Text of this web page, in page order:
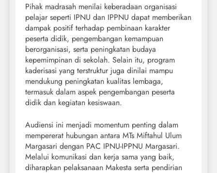
Pihak madrasah menilai keberadaan organisasi
pelajar seperti IPNU dan IPPNU dapat memberikan
dampak positif terhadap pembinaan karakter
peserta didik, pengembangan kemampuan
berorganisasi, serta peningkatan budaya
kepemimpinan di sekolah. Selain itu, program
kaderisasi yang terstruktur juga dinilai mampu
mendukung peningkatan kualitas lembaga,
termasuk dalam aspek pengembangan peserta
didik dan kegiatan kesiswaan.
Audiensi ini menjadi momentum penting dalam
mempererat hubungan antara MTs Miftahul Ulum
Margasari dengan PAC IPNU-IPPNU Margasari.
Melalui komunikasi dan kerja sama yang baik,
diharapkan pelaksanaan Makesta serta pendirian